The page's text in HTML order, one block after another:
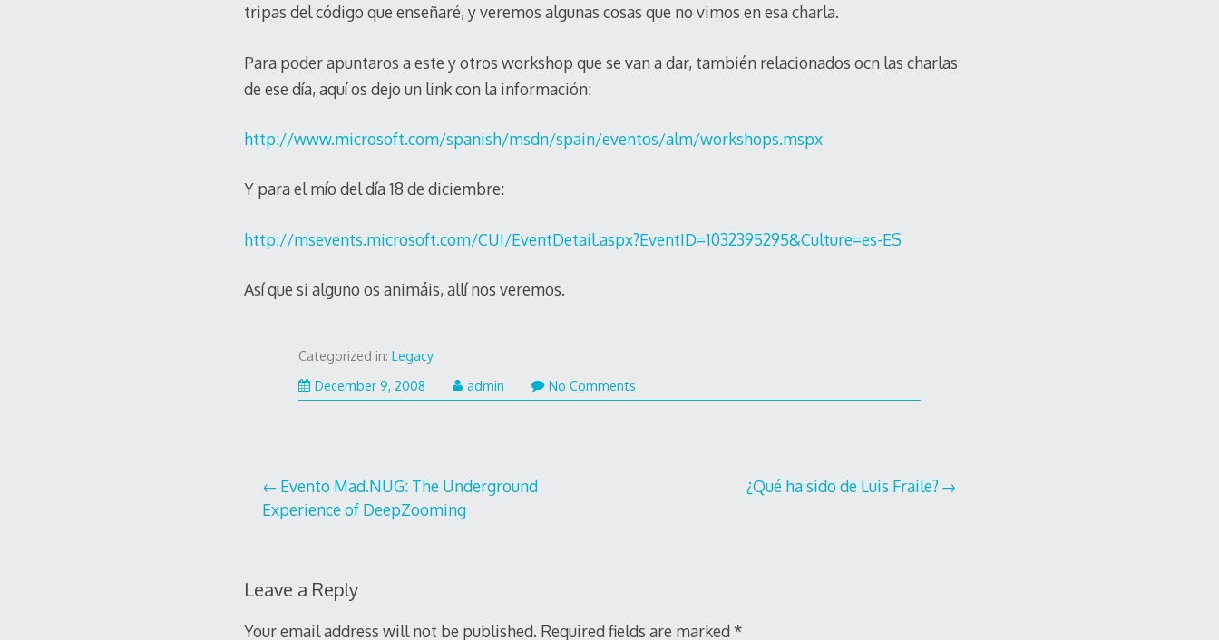
tripas del código que enseñaré, y veremos algunas cosas que no vimos en esa charla.
Para poder apuntaros a este y otros workshop que se van a dar, también relacionados ocn las charlas
de ese día, aquí os dejo un link con la información:
http://www.microsoft.com/spanish/msdn/spain/eventos/alm/workshops.mspx
Y para el mío del día 18 de diciembre:
http://msevents.microsoft.com/CUI/EventDetail.aspx?EventID=1032395295&Culture=es-ES
Así que si alguno os animáis, allí nos veremos.
Categorized in:Legacy
December 9, 2008
admin No Comments
Post
navigation
Evento Mad.NUG: The Underground
Experience of DeepZooming
¿Qué ha sido de Luis Fraile?
Leave a Reply
Your email address will not be published. Required fields are marked *